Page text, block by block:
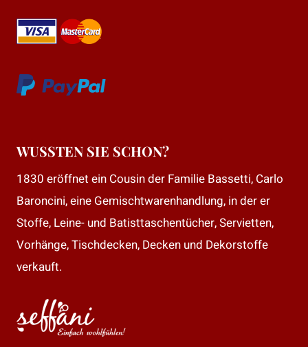
WUSSTEN SIE SCHON?
1830 eröffnet ein Cousin der Familie Bassetti, Carlo
Baroncini, eine Gemischtwarenhandlung, in der er
Stoffe, Leine- und Batisttaschentücher, Servietten,
Vorhänge, Tischdecken, Decken und Dekorstoffe
verkauft.